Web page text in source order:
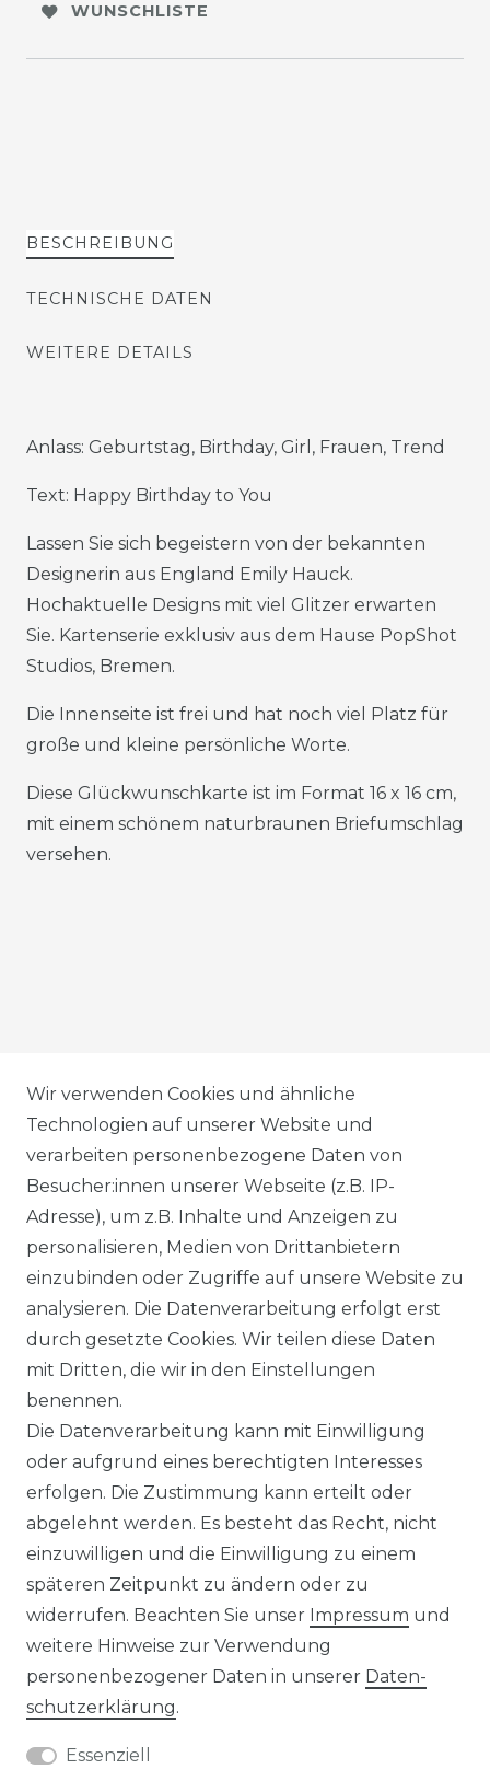
WUNSCHLISTE
BESCHREIBUNG
TECHNISCHE DATEN
WEITERE DETAILS
Anlass: Geburtstag, Birthday, Girl, Frauen, Trend
Text: Happy Birthday to You
Lassen Sie sich begeistern von der bekannten
Designerin aus England Emily Hauck.
Hochaktuelle Designs mit viel Glitzer erwarten
Sie. Kartenserie exklusiv aus dem Hause PopShot
Studios, Bremen.
Die Innenseite ist frei und hat noch viel Platz für
große und kleine persönliche Worte.
Diese Glückwunschkarte ist im Format 16 x 16 cm,
mit einem schönem naturbraunen Briefumschlag
versehen.
AGB
DATENSCHUTZERKLÄRUNG
WIDERRUFSRECHT
IMPRESSUM
KONTAKT
Unsere Zahlungsmöglichkeiten
Wir versenden mit
Wir verwenden Cookies und ähnliche
Technologien auf unserer Website und
verarbeiten personenbezogene Daten von
Besucher:innen unserer Webseite (z.B. IP-
Adresse), um z.B. Inhalte und Anzeigen zu
personalisieren, Medien von Drittanbietern
einzubinden oder Zugriffe auf unsere Website zu
analysieren. Die Datenverarbeitung erfolgt erst
durch gesetzte Cookies. Wir teilen diese Daten
mit Dritten, die wir in den Einstellungen
benennen.
Die Datenverarbeitung kann mit Einwilligung
oder aufgrund eines berechtigten Interesses
erfolgen. Die Zustimmung kann erteilt oder
abgelehnt werden. Es besteht das Recht, nicht
einzuwilligen und die Einwilligung zu einem
späteren Zeitpunkt zu ändern oder zu
widerrufen. Beachten Sie unser Impressum und
weitere Hinweise zur Verwendung
personenbezogener Daten in unserer Daten­
schutz­erklärung.
Essenziell